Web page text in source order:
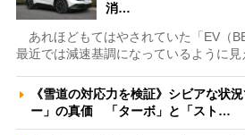
消…
あれほどもてはやされていた「EV（
最近では減速基調になっているように
《雪道の対応力を検証》シビアな状
ー」の真価 「ターボ」と「スト…